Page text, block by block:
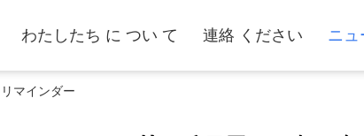
わたしたち に つい て 連絡 ください ニュ
マインダー